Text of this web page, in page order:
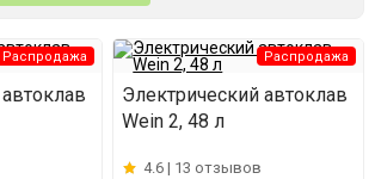
Распродажа Распродажа
Электрический автоклав
Wein 2, 48 л
4.6 | 13 отзывов